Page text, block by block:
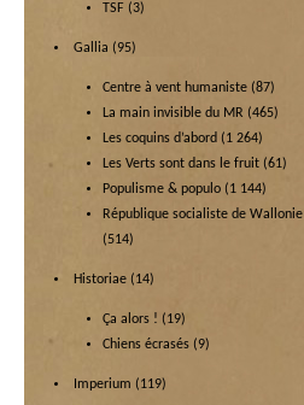
TSF (3)
Gallia (95)
Centre à vent humaniste (87)
La main invisible du MR (465)
Les coquins d’abord (1 264)
Les Verts sont dans le fruit (61)
Populisme & populo (1 144)
République socialiste de Wallonie
(514)
Historiae (14)
Ça alors ! (19)
Chiens écrasés (9)
Imperium (119)